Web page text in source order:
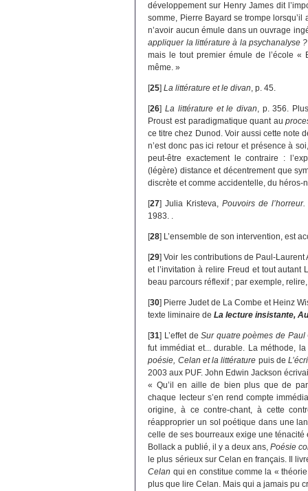
développement sur Henry James dit
somme, Pierre Bayard se trompe
n’avoir aucun émule dans un ouvrage
appliquer la littérature à la psychanalyse ?
mais le tout premier émule de l’école
même. »
[25]La littérature et le divan, p. 45.
[26]La littérature et le divan, p. 356.
Proust est paradigmatique quant au
ce titre chez Dunod. Voir aussi cette note
n’est donc pas ici retour et présence à
peut-être exactement le contraire :
(légère) distance et décentrement que
discrète et comme accidentelle, du héros-
[27]Julia Kristeva,Pouvoirs de
1983. .
[28] L’ensemble de son intervention, est
[29]Voir les contributions de Paul-Laurent
et l’invitation à relire Freud et tout autant
beau parcours réflexif ; par exemple,
[30] Pierre Judet de La Combe et Heinz
texte liminaire deLa lecture insistante,
[31] L’effet deSur quatre poèmes de
fut immédiat et... durable. La méthode,
poésie, Celan et la littérature puis de
2003 aux PUF. John Edwin Jackson
« Qu’il en aille de bien plus que de
chaque lecteur s’en rend compte
origine, à ce contre-chant, à cette
réapproprier un sol poétique dans une
celle de ses bourreaux exige une
Bollack a publié, il y a deux ans,Poésie
le plus sérieux sur Celan en français. Il
Celan qui en constitue comme la «
plus que lire Celan. Mais qui a jamais pu